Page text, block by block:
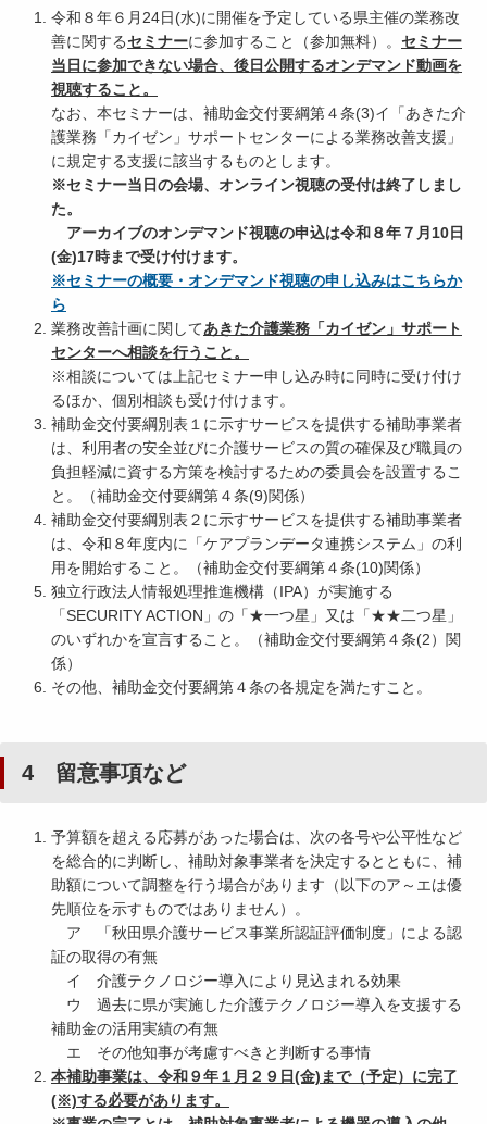
令和８年６月24日(水)に開催を予定している県主催の業務改
善に関するセミナーに参加すること（参加無料）。 セミナー
当日に参加できない場合、後日公開するオンデマンド動画を
視聴すること。
なお、本セミナーは、補助金交付要綱第４条(3)イ「あきた介
護業務「カイゼン」サポートセンターによる業務改善支援」
に規定する支援に該当するものとします。
※セミナー当日の会場、オンライン視聴の受付は終了しまし
た。
アーカイブのオンデマンド視聴の申込は令和８年７月10日
(金)17時まで受け付けます。
※セミナーの概要・オンデマンド視聴の申し込みはこちらか
ら
業務改善計画に関してあきた介護業務「カイゼン」サポート
センターへ相談を行うこと。
※相談については上記セミナー申し込み時に同時に受け付け
るほか、個別相談も受け付けます。
補助金交付要綱別表１に示すサービスを提供する補助事業者
は、利用者の安全並びに介護サービスの質の確保及び職員の
負担軽減に資する方策を検討するための委員会を設置するこ
と。（補助金交付要綱第４条(9)関係）
補助金交付要綱別表２に示すサービスを提供する補助事業者
は、令和８年度内に「ケアプランデータ連携システム」の利
用を開始すること。（補助金交付要綱第４条(10)関係）
独立行政法人情報処理推進機構（IPA）が実施する
「SECURITY ACTION」の「★一つ星」又は「★★二つ星」
のいずれかを宣言すること。（補助金交付要綱第４条(2）関
係）
その他、補助金交付要綱第４条の各規定を満たすこと。
4 留意事項など
予算額を超える応募があった場合は、次の各号や公平性など
を総合的に判断し、補助対象事業者を決定するとともに、補
助額について調整を行う場合があります（以下のア～エは優
先順位を示すものではありません）。
ア 「秋田県介護サービス事業所認証評価制度」による認
証の取得の有無
イ 介護テクノロジー導入により見込まれる効果
ウ 過去に県が実施した介護テクノロジー導入を支援する
補助金の活用実績の有無
エ その他知事が考慮すべきと判断する事情
本補助事業は、令和９年１月２９日(金)まで（予定） に完了
(※)する必要があります。